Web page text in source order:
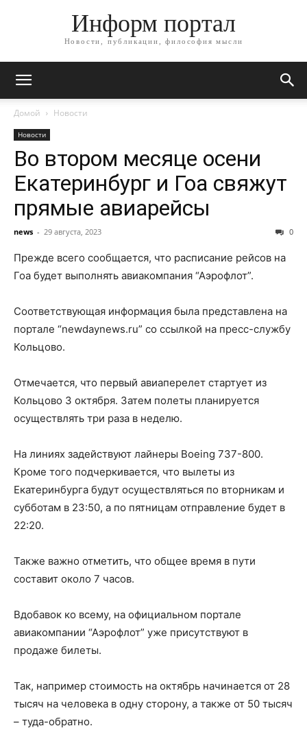
Информ портал
Новости, публикации, философия мысли
Домой Новости
Новости
Во втором месяце осени
Екатеринбург и Гоа свяжут
прямые авиарейсы
news - 29 августа, 2023 0
Прежде всего сообщается, что расписание рейсов на
Гоа будет выполнять авиакомпания “Аэрофлот”.
Соответствующая информация была представлена на
портале “newdaynews.ru” со ссылкой на пресс-службу
Кольцово.
Отмечается, что первый авиаперелет стартует из
Кольцово 3 октября. Затем полеты планируется
осуществлять три раза в неделю.
На линиях задействуют лайнеры Boeing 737-800.
Кроме того подчеркивается, что вылеты из
Екатеринбурга будут осуществляться по вторникам и
субботам в 23:50, а по пятницам отправление будет в
22:20.
Также важно отметить, что общее время в пути
составит около 7 часов.
Вдобавок ко всему, на официальном портале
авиакомпании “Аэрофлот” уже присутствуют в
продаже билеты.
Так, например стоимость на октябрь начинается от 28
тысяч на человека в одну сторону, а также от 50 тысяч
– туда-обратно.